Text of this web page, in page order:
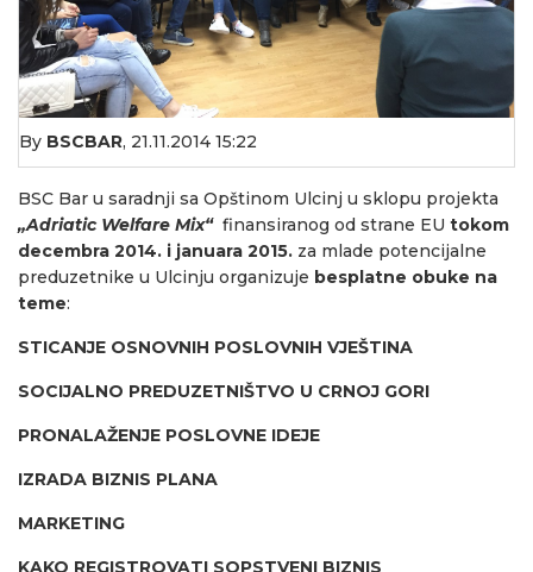
By BSCBAR, 21.11.2014 15:22
BSC Bar u saradnji sa Opštinom Ulcinj u sklopu projekta
„Adriatic Welfare Mix“finansiranog od strane EU tokom
decembra 2014. i januara 2015. za mlade potencijalne
preduzetnike u Ulcinju organizuje besplatne obuke na
teme:
STICANJE OSNOVNIH POSLOVNIH VJEŠTINA
SOCIJALNO PREDUZETNIŠTVO U CRNOJ GORI
PRONALAŽENJE POSLOVNE IDEJE
IZRADA BIZNIS PLANA
MARKETING
KAKO REGISTROVATI SOPSTVENI BIZNIS